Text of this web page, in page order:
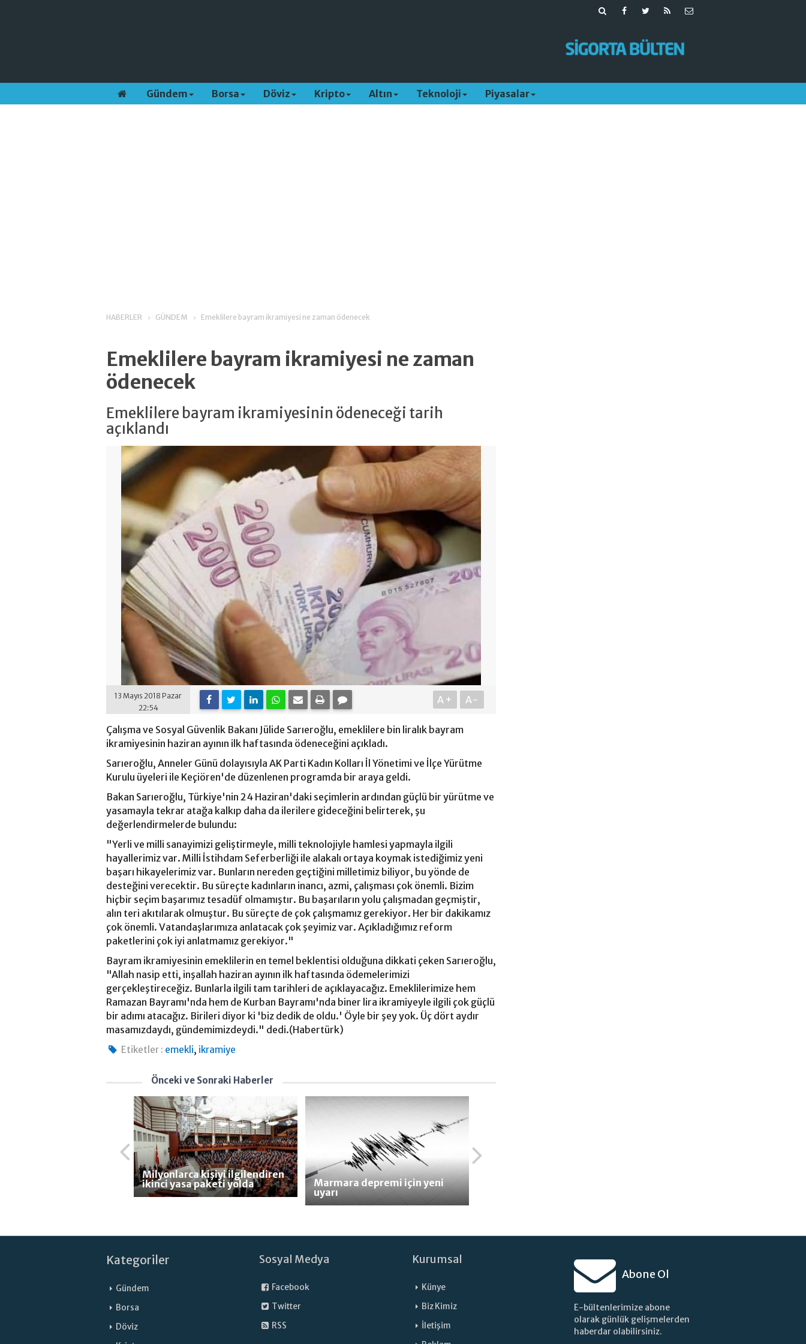
Gündem Borsa Döviz Kripto Altın Teknoloji Piyasalar
HABERLER GÜNDEM Emeklilere bayram ikramiyesi ne zaman ödenecek
Emeklilere bayram ikramiyesi ne zaman
ödenecek
Emeklilere bayram ikramiyesinin ödeneceği tarih
açıklandı
13 Mayıs 2018 Pazar
22:54
A+ A-
Çalışma ve Sosyal Güvenlik Bakanı Jülide Sarıeroğlu, emeklilere bin liralık bayram
ikramiyesinin haziran ayının ilk haftasında ödeneceğini açıkladı.
Sarıeroğlu, Anneler Günü dolayısıyla AK Parti Kadın Kolları İl Yönetimi ve İlçe Yürütme
Kurulu üyeleri ile Keçiören'de düzenlenen programda bir araya geldi.
Bakan Sarıeroğlu, Türkiye'nin 24 Haziran'daki seçimlerin ardından güçlü bir yürütme ve
yasamayla tekrar atağa kalkıp daha da ilerilere gideceğini belirterek, şu
değerlendirmelerde bulundu:
"Yerli ve milli sanayimizi geliştirmeyle, milli teknolojiyle hamlesi yapmayla ilgili
hayallerimiz var. Milli İstihdam Seferberliği ile alakalı ortaya koymak istediğimiz yeni
başarı hikayelerimiz var. Bunların nereden geçtiğini milletimiz biliyor, bu yönde de
desteğini verecektir. Bu süreçte kadınların inancı, azmi, çalışması çok önemli. Bizim
hiçbir seçim başarımız tesadüf olmamıştır. Bu başarıların yolu çalışmadan geçmiştir,
alın teri akıtılarak olmuştur. Bu süreçte de çok çalışmamız gerekiyor. Her bir dakikamız
çok önemli. Vatandaşlarımıza anlatacak çok şeyimiz var. Açıkladığımız reform
paketlerini çok iyi anlatmamız gerekiyor."
Bayram ikramiyesinin emeklilerin en temel beklentisi olduğuna dikkati çeken Sarıeroğlu,
"Allah nasip etti, inşallah haziran ayının ilk haftasında ödemelerimizi
gerçekleştireceğiz. Bunlarla ilgili tam tarihleri de açıklayacağız. Emeklilerimize hem
Ramazan Bayramı'nda hem de Kurban Bayramı'nda biner lira ikramiyeyle ilgili çok güçlü
bir adımı atacağız. Birileri diyor ki 'biz dedik de oldu.' Öyle bir şey yok. Üç dört aydır
masamızdaydı, gündemimizdeydi." dedi.(Habertürk)
Etiketler : emekli, ikramiye
Önceki ve Sonraki Haberler
Milyonlarca kişiyi ilgilendiren
ikinci yasa paketi yolda
Marmara depremi için yeni
uyarı
Kategoriler
Gündem
Borsa
Döviz
Sosyal Medya
Facebook
Twitter
RSS
Kurumsal
Künye
Biz Kimiz
İletişim
Abone Ol
E-bültenlerimize abone
olarak günlük gelişmelerden
haberdar olabilirsiniz.